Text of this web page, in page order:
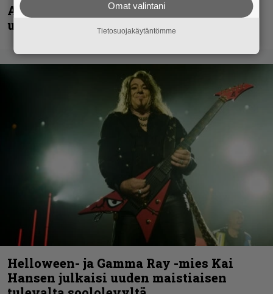
Anthrax vie katsojat keikkatunnelmiin
uudella videollaan
Helloween- ja Gamma Ray -mies Kai
Hansen julkaisi uuden maistiaisen
Omat valintani
Tietosuojakäytäntömme